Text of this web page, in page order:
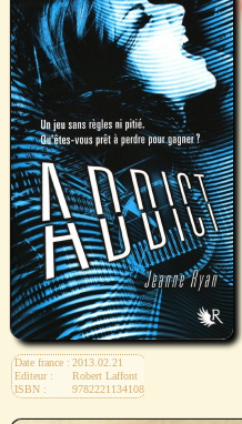
Date france : 2013.02.21
Editeur :
Robert Laffont
ISBN :
9782221134108